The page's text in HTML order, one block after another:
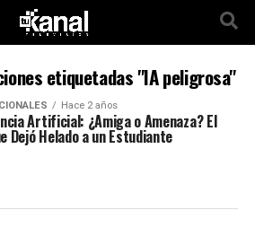
etiquetadas "IA peligrosa"
Hace 2 años
Artificial: ¿Amiga o Amenaza? El
Dejó Helado a un Estudiante